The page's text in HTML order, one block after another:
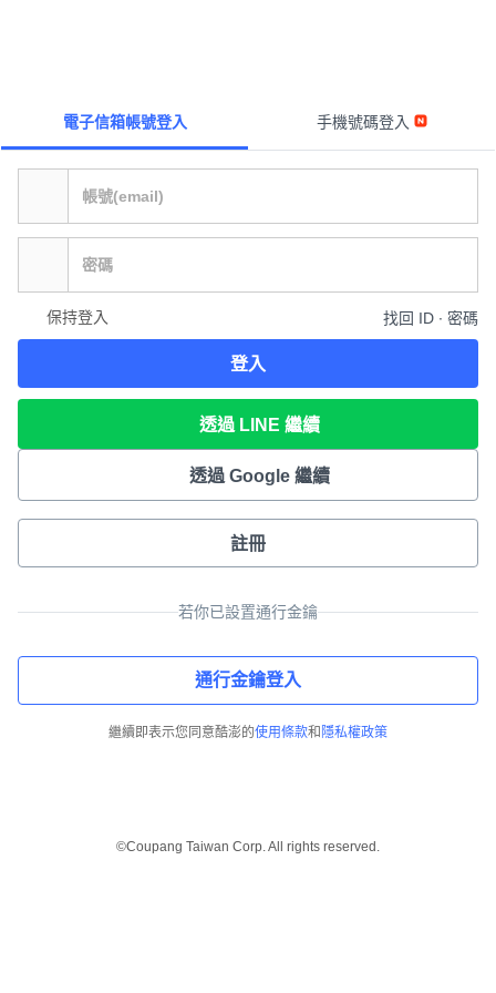
電子信箱帳號登入 手機號碼登入
保持登入 找回 ID ∙ 密碼
登入
透過 LINE 繼續
透過 Google 繼續
註冊
若你已設置通行金鑰
通行金鑰登入
繼續即表示您同意酷澎的使用條款和 隱私權政策
©Coupang Taiwan Corp. All rights reserved.